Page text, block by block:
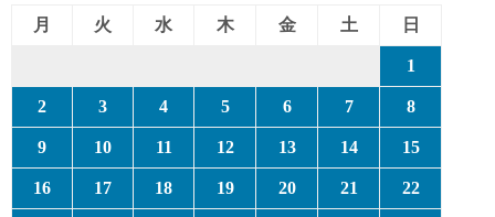
月
火 水 木 金 土 日
1
2 3 4 5 6 7 8
9 10 11 12 13 14 15
16 17 18 19 20 21 22